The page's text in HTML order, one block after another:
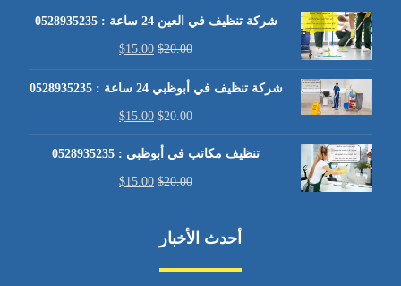
شركة تنظيف في العين 24 ساعة : 0528935235
$20.00
$15.00
شركة تنظيف في أبوظبي 24 ساعة : 0528935235
$20.00
$15.00
تنظيف مكاتب في أبوظبي : 0528935235
$20.00
$15.00
أحدث الأخبار